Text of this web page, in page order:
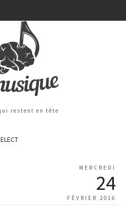
restent en tête
MERCREDI
24
FÉVRIER 2016